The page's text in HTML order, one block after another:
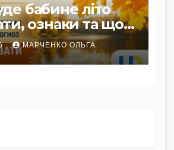
бабине літо
ознаки та що
в Україні
МАРЧЕНКО ОЛЬГА